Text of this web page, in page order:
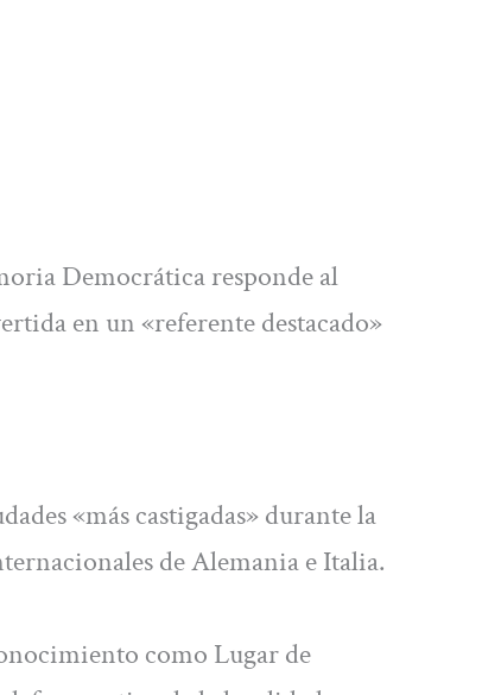
Democrática responde al
en un «referente destacado»
«más castigadas» durante la
de Alemania e Italia.
como Lugar de